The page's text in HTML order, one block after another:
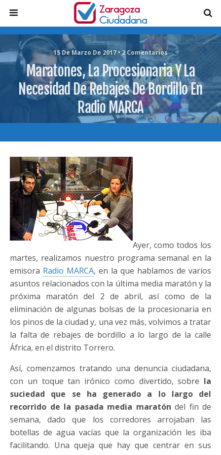
15 De Marzo De 2017 • 2 Comentarios
Maratones, La Procesionaria Y La
Necesidad De Rebajes De Bordillo En
Radio MARCA
Ayer, como todos los
martes, realizamos nuestro programa semanal en la
emisora Radio MARCA, en la que hablamos de varios
asuntos relacionados con la última media maratón y la
próxima maratón del 2 de abril, así como de la
eliminación de algunas bolsas de la procesionaria en
los pinos de la ciudad y, una vez más, volvimos a tratar
la falta de rebajes de bordillo a lo largo de la calle
África, en el distrito Torrero.
Así, comenzamos tratando una denuncia ciudadana,
con un toque tan irónico como divertido, sobre la
suciedad que se ha generado a lo largo del
recorrido de la pasada media maratón del fin de
semana, dado que los corredores arrojaban las
botellas de agua vacías que la organización les iba
facilitando. Una queja que hay que centrar en sus